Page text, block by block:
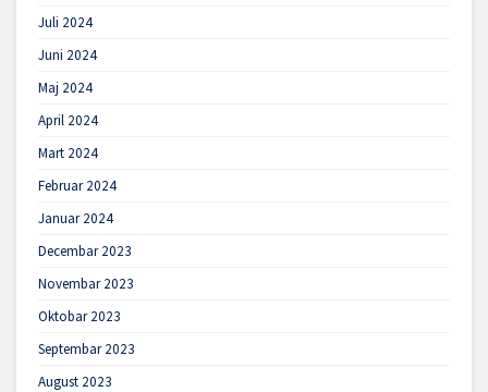
Juli 2024
Juni 2024
Maj 2024
April 2024
Mart 2024
Februar 2024
Januar 2024
Decembar 2023
Novembar 2023
Oktobar 2023
Septembar 2023
August 2023